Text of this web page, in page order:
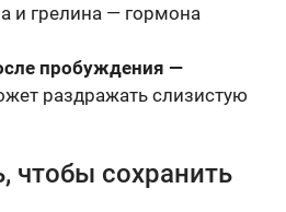
и грелина — гормона
пробуждения —
раздражать слизистую
чтобы сохранить